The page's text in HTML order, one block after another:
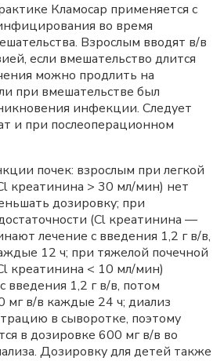
Кламосар применяется с
во время
Взрослым вводят в/в
если вмешательство длится
можно продлить на
при вмешательстве был
инфекции. Следует
и при послеоперационном
почек: взрослым при легкой
креатинина > 30 мл/мин) нет
дозировку; при
(Cl креатинина —
лечение с введения 1,2 г в/в,
12 ч; при тяжелой почечной
креатинина < 10 мл/мин)
введения 1,2 г в/в, потом
мг в/в каждые 24 ч; диализ
в сыворотке, поэтому
в дозировке 600 мг в/в во
Дозировку для детей также